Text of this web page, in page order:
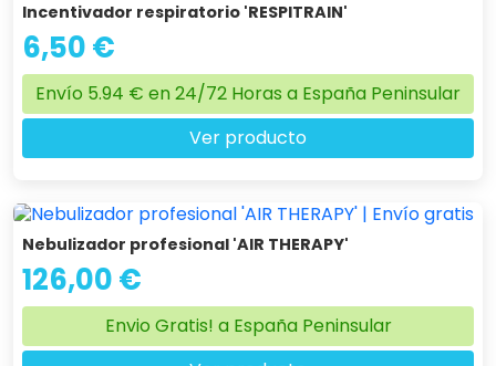
Incentivador respiratorio 'RESPITRAIN'
6,50 €
Envío 5.94 € en 24/72 Horas a España Peninsular
Ver producto
Nebulizador profesional 'AIR THERAPY'
126,00 €
Envio Gratis! a España Peninsular